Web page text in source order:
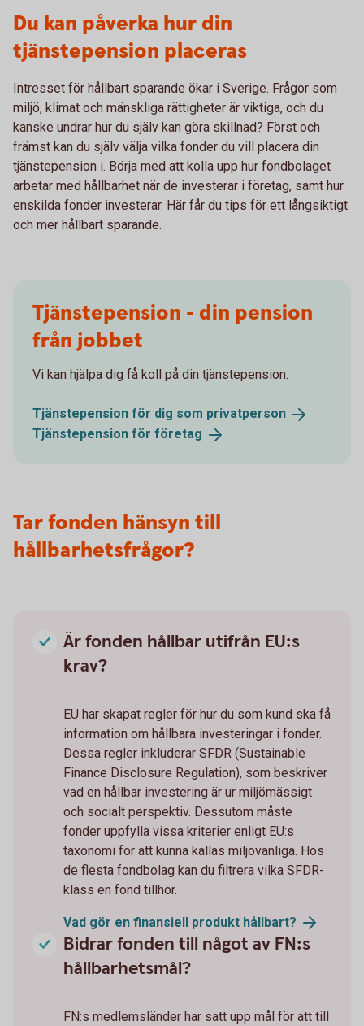
Du kan påverka hur din
tjänstepension placeras
Intresset för hållbart sparande ökar i Sverige. Frågor som
miljö, klimat och mänskliga rättigheter är viktiga, och du
kanske undrar hur du själv kan göra skillnad? Först och
främst kan du själv välja vilka fonder du vill placera din
tjänstepension i. Börja med att kolla upp hur fondbolaget
arbetar med hållbarhet när de investerar i företag, samt hur
enskilda fonder investerar. Här får du tips för ett långsiktigt
och mer hållbart sparande.
Tjänstepension - din pension
från jobbet
Vi kan hjälpa dig få koll på din tjänstepension.
Tjänstepension för dig som privatperson
Tjänstepension för företag
Tar fonden hänsyn till
hållbarhetsfrågor?
Är fonden hållbar utifrån EU:s
krav?
EU har skapat regler för hur du som kund ska få
information om hållbara investeringar i fonder.
Dessa regler inkluderar SFDR (Sustainable
Finance Disclosure Regulation), som beskriver
vad en hållbar investering är ur miljömässigt
och socialt perspektiv. Dessutom måste
fonder uppfylla vissa kriterier enligt EU:s
taxonomi för att kunna kallas miljövänliga. Hos
de flesta fondbolag kan du filtrera vilka SFDR-
klass en fond tillhör.
Vad gör en finansiell produkt hållbart?
Bidrar fonden till något av FN:s
hållbarhetsmål?
FN:s medlemsländer har satt upp mål för att till